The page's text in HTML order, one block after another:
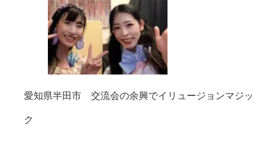
愛知県半田市 交流会の余興でイリュージョンマジッ
ク